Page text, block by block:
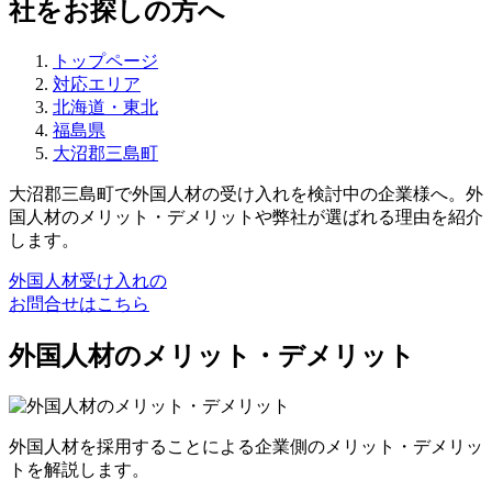
社をお探しの方へ
トップページ
対応エリア
北海道・東北
福島県
大沼郡三島町
大沼郡三島町で外国人材の受け入れを検討中の企業様へ。外
国人材のメリット・デメリットや弊社が選ばれる理由を紹介
します。
外国人材受け入れの
お問合せはこちら
外国人材のメリット・デメリット
外国人材を採用することによる企業側のメリット・デメリッ
トを解説します。